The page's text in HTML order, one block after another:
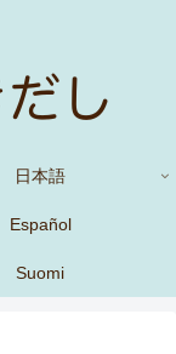
日本語
Español
Suomi